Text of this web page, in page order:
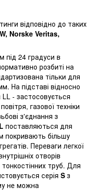
відповідно до таких
Norske Veritas,
під 24 градуси в
розбиті на
тільки для
На підставі відносно
- застосовується
газової техніки
з'єднання з
L поставляються для
покривають більшу
Переваги легкої
отворів
труб. Для
серія S з
не можна